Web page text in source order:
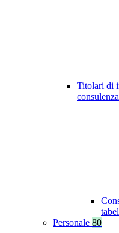
Titolari di
consulenza
Personale 80